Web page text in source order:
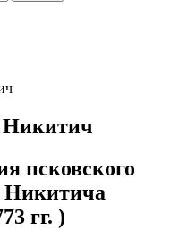
Никитич
псковского
Никитича
гг. )